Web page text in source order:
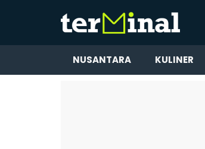
NUSANTARA KULINER